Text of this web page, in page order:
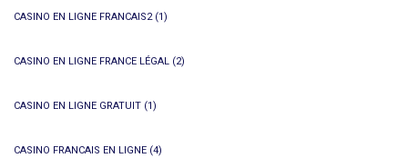
CASINO EN LIGNE FRANCAIS2(1)
CASINO EN LIGNE FRANCE LÉGAL (2)
CASINO EN LIGNE GRATUIT (1)
CASINO FRANCAIS EN LIGNE (4)